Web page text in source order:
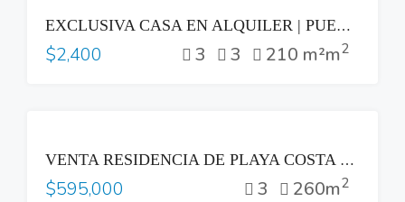
EXCLUSIVA CASA EN ALQUILER | PUERTA DEL BÁLSAMO II, NUEVO CUSCATLÁN
$2,400 3 3 210 m²m2
VENTA RESIDENCIA DE PLAYA COSTA DEL SOL
$595,000 3 260m2